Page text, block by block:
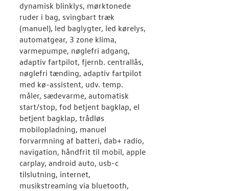
dynamisk blinklys, mørktonede
ruder i bag, svingbart træk
(manuel), led baglygter, led kørelys,
automatgear, 3 zone klima,
varmepumpe, nøglefri adgang,
adaptiv fartpilot, fjernb. centrallås,
nøglefri tænding, adaptiv fartpilot
med kø-assistent, udv. temp.
måler, sædevarme, automatisk
start/stop, fod betjent bagklap, el
betjent bagklap, trådløs
mobilopladning, manuel
forvarmning af batteri, dab+ radio,
navigation, håndfrit til mobil, apple
carplay, android auto, usb-c
tilslutning, internet,
musikstreaming via bluetooth,